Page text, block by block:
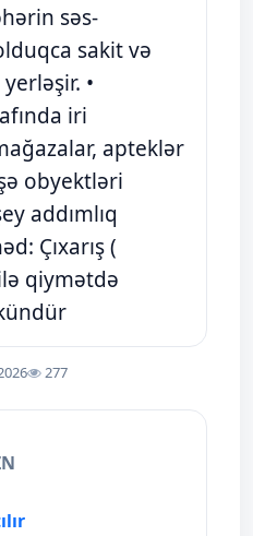
səs-
sakit və
•
iri
apteklər
obyektləri
addımlıq
Çıxarış (
qiymətdə
277